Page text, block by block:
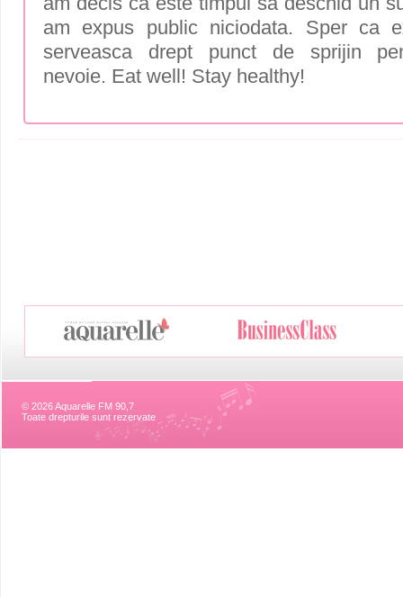
am expus public niciodata. Sper ca
serveasca drept punct de sprijin
nevoie. Eat well! Stay healthy!
© 2026 Aquarelle FM 90,7
Toate drepturile sunt rezervate